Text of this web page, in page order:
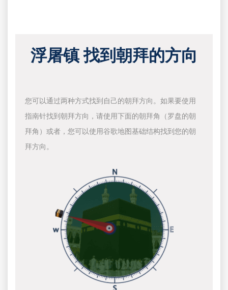
浮屠镇 找到朝拜的方向
您可以通过两种方式找到自己的朝拜方向。如果要使用
指南针找到朝拜方向，请使用下面的朝拜角（罗盘的朝
拜角）或者，您可以使用谷歌地图基础结构找到您的朝
拜方向。